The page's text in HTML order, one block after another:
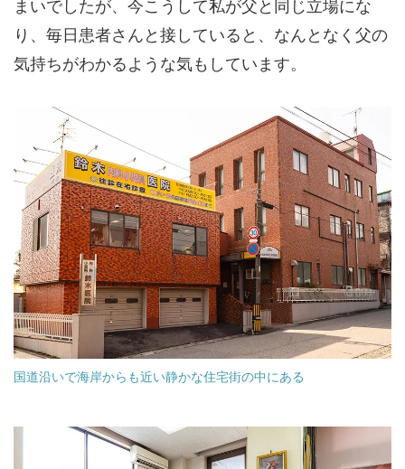
まいでしたが、今こうして私が父と同じ立場にな
り、毎日患者さんと接していると、なんとなく父の
気持ちがわかるような気もしています。
国道沿いで海岸からも近い静かな住宅街の中にある